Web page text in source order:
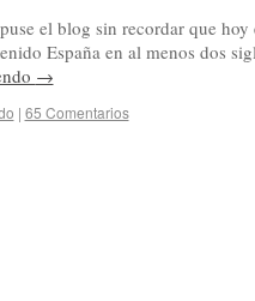
el blog sin recordar que
España en al menos dos
→
| 65 Comentarios